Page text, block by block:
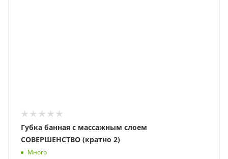
Губка банная с массажным слоем
СОВЕРШЕНСТВО (кратно 2)
Много